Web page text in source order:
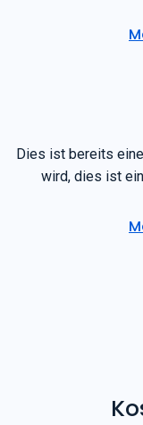
Dies ist bereits
wird, dies ist